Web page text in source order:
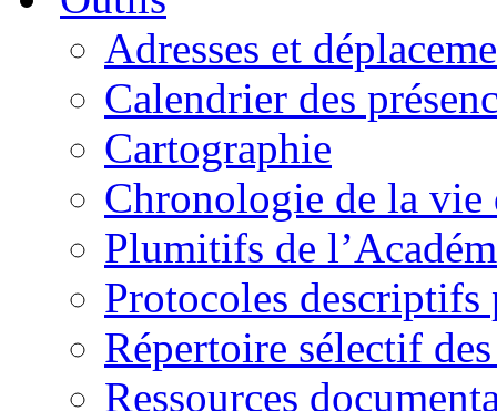
Adresses et
Calendrier des
Cartographie
Chronologie de la vie
Plumitifs de
Protocoles descriptifs
Répertoire sélectif
Ressources